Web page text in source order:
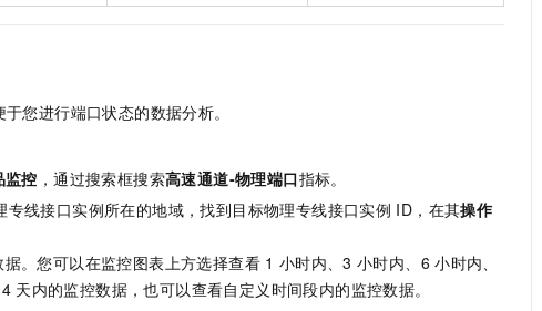
您进行端口状态的数据分析。
监控 ，通过搜索框搜索高速通道-物理端口指标。
专线接口实例所在的地域，找到目标物理专线接口实例 ID，在其操作
。您可以在监控图表上方选择查看 1 小时内、3 小时内、6 小时内、
天内的监控数据，也可以查看自定义时间段内的监控数据。